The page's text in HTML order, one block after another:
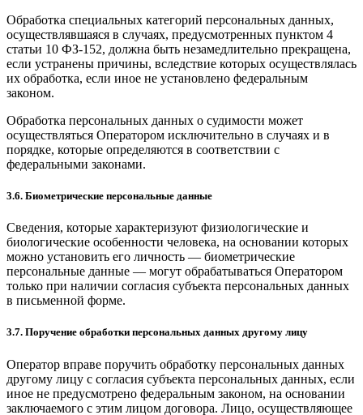
Обработка специальных категорий персональных данных,
осуществлявшаяся в случаях, предусмотренных пунктом 4
статьи 10 ФЗ-152, должна быть незамедлительно прекращена,
если устранены причины, вследствие которых осуществлялась
их обработка, если иное не установлено федеральным
законом.
Обработка персональных данных о судимости может
осуществляться Оператором исключительно в случаях и в
порядке, которые определяются в соответствии с
федеральными законами.
3.6. Биометрические персональные данные
Сведения, которые характеризуют физиологические и
биологические особенности человека, на основании которых
можно установить его личность — биометрические
персональные данные — могут обрабатываться Оператором
только при наличии согласия субъекта персональных данных
в письменной форме.
3.7. Поручение обработки персональных данных другому лицу
Оператор вправе поручить обработку персональных данных
другому лицу с согласия субъекта персональных данных, если
иное не предусмотрено федеральным законом, на основании
заключаемого с этим лицом договора. Лицо, осуществляющее